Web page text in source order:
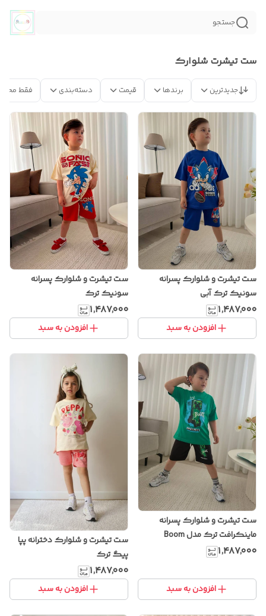
جستجو
ست تیشرت شلوارک
جدیدترین برندها قیمت دسته‌بندی فقط
ست تیشرت و شلوارک پسرانه
سونیک ترک آبی
۱٬۴۸۷٬۰۰۰
افزودن به سبد
ست تیشرت و شلوارک پسرانه
سونیک ترک
۱٬۴۸۷٬۰۰۰
افزودن به سبد
ست تیشرت و شلوارک پسرانه
ماینکرافت ترک مدل Boom
۱٬۴۸۷٬۰۰۰
افزودن به سبد
ست تیشرت و شلوارک دخترانه پپا
پیگ ترک
۱٬۴۸۷٬۰۰۰
افزودن به سبد